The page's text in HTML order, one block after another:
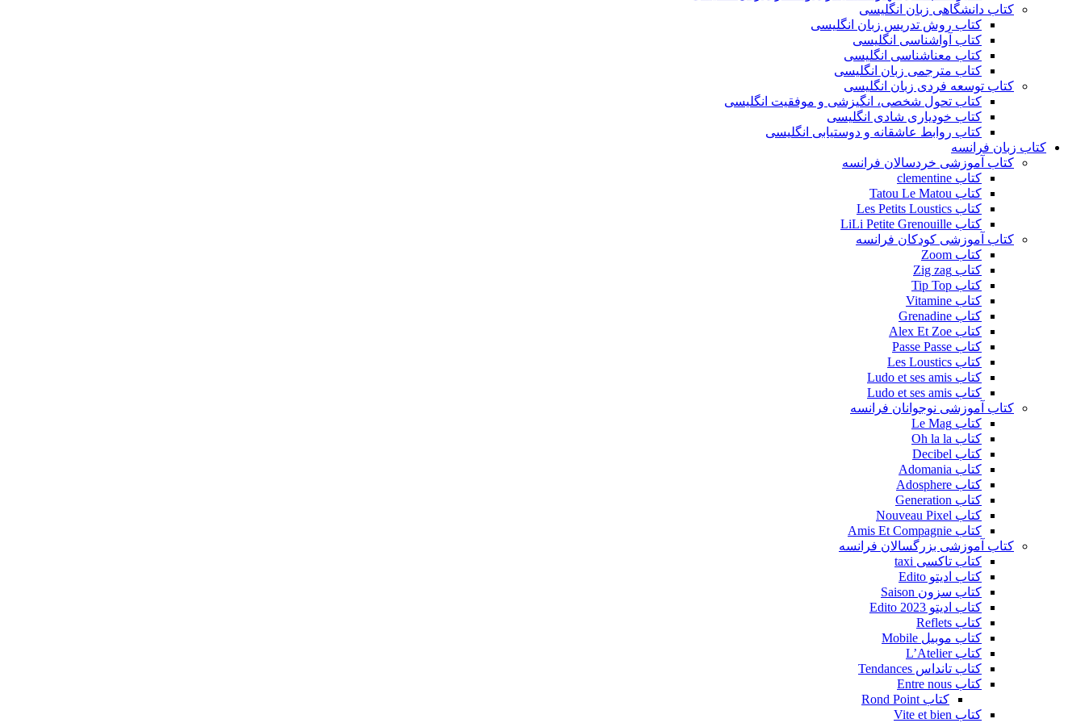
کتاب دانشگاهی زبان انگلیسی
کتاب روش تدریس زبان انگلیسی
کتاب آواشناسی انگلیسی
کتاب معناشناسی انگلیسی
کتاب مترجمی زبان انگلیسی
کتاب توسعه فردی زبان انگلیسی
کتاب تحول شخصی، انگیزشی و موفقیت انگلیسی
کتاب خودیاری شادی انگلیسی
کتاب روابط عاشقانه و دوستیابی انگلیسی
کتاب زبان فرانسه
کتاب آموزشی خردسالان فرانسه
کتاب clementine
کتاب Tatou Le Matou
کتاب Les Petits Loustics
کتاب LiLi Petite Grenouille
کتاب آموزشی کودکان فرانسه
کتاب Zoom
کتاب Zig zag
کتاب Tip Top
کتاب Vitamine
کتاب Grenadine
کتاب Alex Et Zoe
کتاب Passe Passe
کتاب Les Loustics
کتاب Ludo et ses amis
کتاب Ludo et ses amis
کتاب آموزشی نوجوانان فرانسه
کتاب Le Mag
کتاب Oh la la
کتاب Decibel
کتاب Adomania
کتاب Adosphere
کتاب Generation
کتاب Nouveau Pixel
کتاب Amis Et Compagnie
کتاب آموزشی بزرگسالان فرانسه
کتاب تاکسی taxi
کتاب ادیتو Edito
کتاب سزون Saison
کتاب ادیتو Edito 2023
کتاب Reflets
کتاب موبیل Mobile
کتاب L’Atelier
کتاب تانداس Tendances
کتاب Entre nous
کتاب Rond Point
کتاب Vite et bien